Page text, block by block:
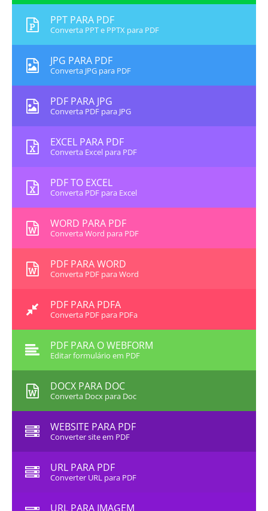
PPT PARA PDF
Converta PPT e PPTX para PDF
JPG PARA PDF
Converta JPG para PDF
PDF PARA JPG
Converta PDF para JPG
EXCEL PARA PDF
Converta Excel para PDF
PDF TO EXCEL
Converta PDF para Excel
WORD PARA PDF
Converta Word para PDF
PDF PARA WORD
Converta PDF para Word
PDF PARA PDFA
Converta PDF para PDFa
PDF PARA O WEBFORM
Editar formulário em PDF
DOCX PARA DOC
Converta Docx para Doc
WEBSITE PARA PDF
Converter site em PDF
URL PARA PDF
Converter URL para PDF
URL PARA IMAGEM